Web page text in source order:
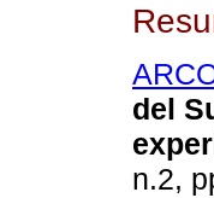
del
n.2,